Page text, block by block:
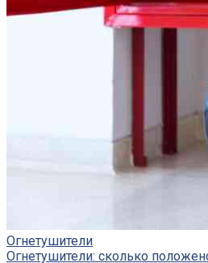
Огнетушители
Огнетушители: сколько